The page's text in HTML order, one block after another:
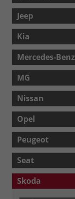
Jeep
Kia
Mercedes-Benz
MG
Nissan
Opel
Peugeot
Seat
Skoda